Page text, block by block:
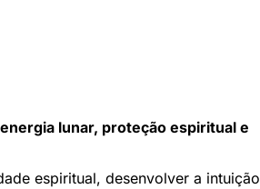
lunar, proteção espiritual e
espiritual, desenvolver a intuição